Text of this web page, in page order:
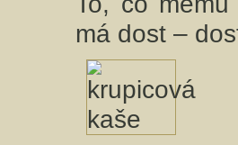
má dost –